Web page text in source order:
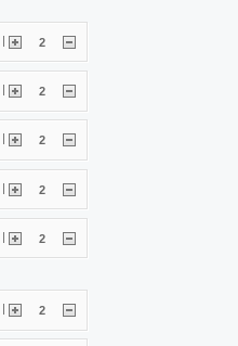
| 2
| 2
2
| 2
| 2
| 2